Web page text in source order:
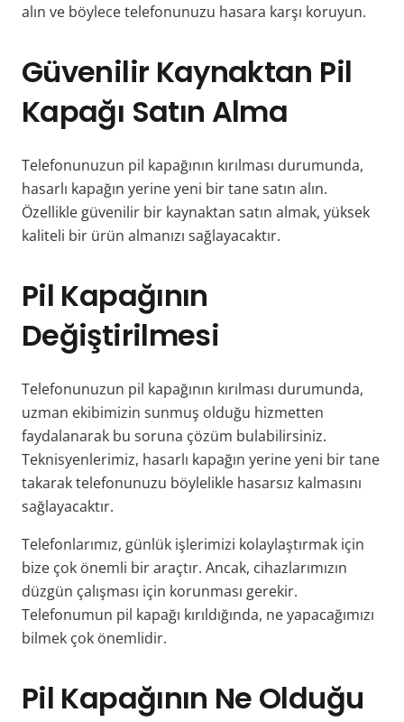
alın ve böylece telefonunuzu hasara karşı koruyun.
Güvenilir Kaynaktan Pil
Kapağı Satın Alma
Telefonunuzun pil kapağının kırılması durumunda,
hasarlı kapağın yerine yeni bir tane satın alın.
Özellikle güvenilir bir kaynaktan satın almak, yüksek
kaliteli bir ürün almanızı sağlayacaktır.
Pil Kapağının
Değiştirilmesi
Telefonunuzun pil kapağının kırılması durumunda,
uzman ekibimizin sunmuş olduğu hizmetten
faydalanarak bu soruna çözüm bulabilirsiniz.
Teknisyenlerimiz, hasarlı kapağın yerine yeni bir tane
takarak telefonunuzu böylelikle hasarsız kalmasını
sağlayacaktır.
Telefonlarımız, günlük işlerimizi kolaylaştırmak için
bize çok önemli bir araçtır. Ancak, cihazlarımızın
düzgün çalışması için korunması gerekir.
Telefonumun pil kapağı kırıldığında, ne yapacağımızı
bilmek çok önemlidir.
Pil Kapağının Ne Olduğu